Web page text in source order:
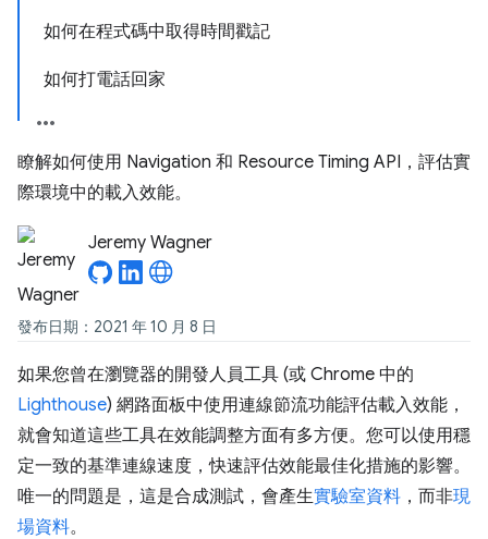
如何在程式碼中取得時間戳記
如何打電話回家
瞭解如何使用 Navigation 和 Resource Timing API，評估實
際環境中的載入效能。
Jeremy Wagner
發布日期：2021 年 10 月 8 日
如果您曾在瀏覽器的開發人員工具 (或 Chrome 中的
Lighthouse) 網路面板中使用連線節流功能評估載入效能，
就會知道這些工具在效能調整方面有多方便。您可以使用穩
定一致的基準連線速度，快速評估效能最佳化措施的影響。
唯一的問題是，這是合成測試，會產生實驗室資料 ，而非現
場資料。